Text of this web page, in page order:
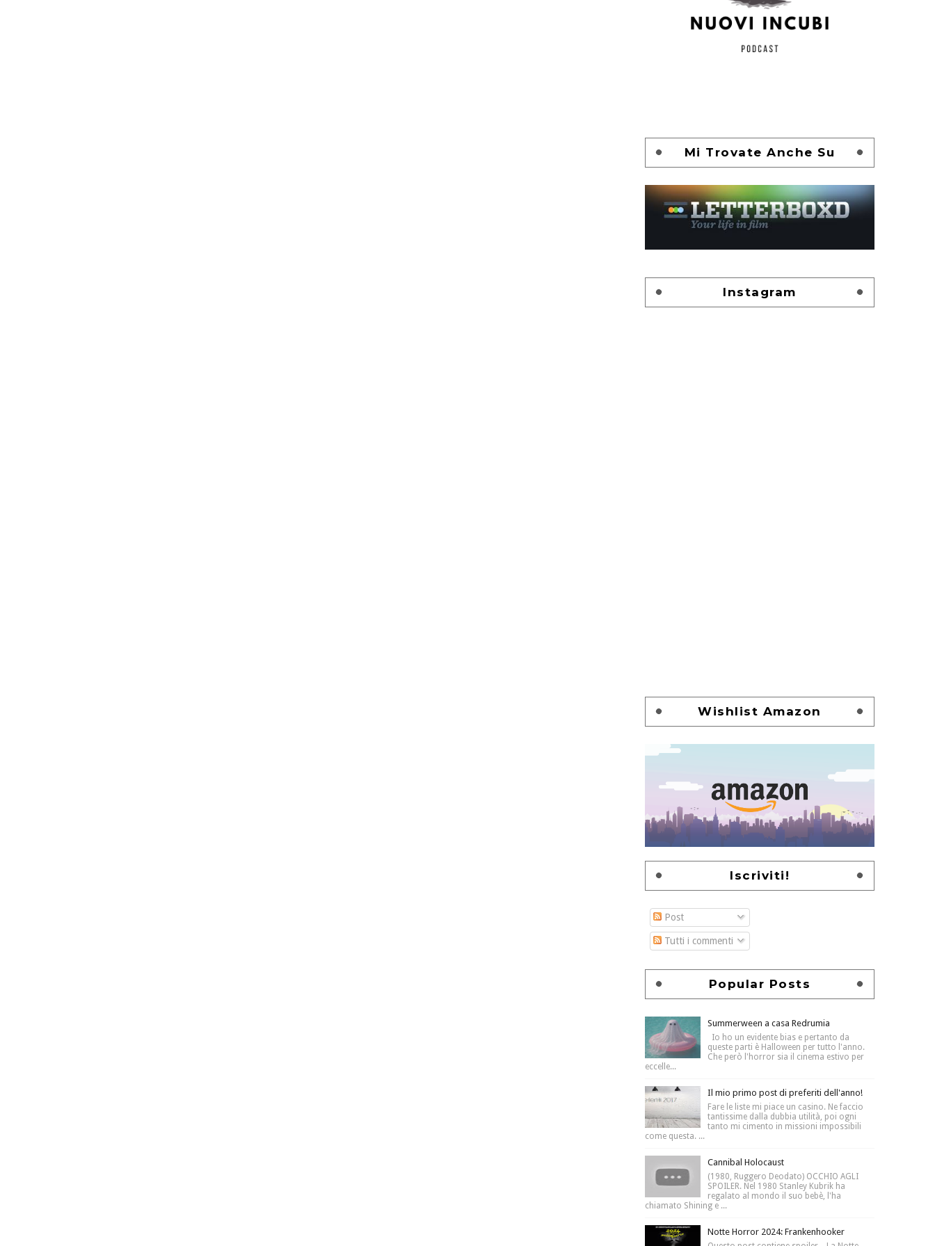
Mi Trovate Anche Su
Instagram
Wishlist Amazon
Iscriviti!
Post
Tutti i commenti
Popular Posts
Summerween a casa Redrumia
Io ho un evidente bias e pertanto da
queste parti è Halloween per tutto l'anno.
Che però l'horror sia il cinema estivo per
eccelle...
Il mio primo post di preferiti dell'anno!
Fare le liste mi piace un casino. Ne faccio
tantissime dalla dubbia utilità, poi ogni
tanto mi cimento in missioni impossibili
come questa. ...
Cannibal Holocaust
(1980, Ruggero Deodato) OCCHIO AGLI
SPOILER. Nel 1980 Stanley Kubrik ha
regalato al mondo il suo bebè, l'ha
chiamato Shining e ...
Notte Horror 2024: Frankenhooker